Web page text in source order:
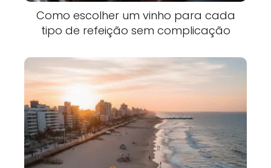
Como escolher um vinho para cada
tipo de refeição sem complicação